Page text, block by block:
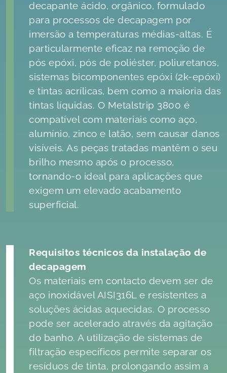
decapante ácido, orgânico, formulado
para processos de decapagem por
imersão a temperaturas médias-altas. É
particularmente eficaz na remoção de
pós epóxi, pós de poliéster, poliuretanos,
sistemas bicomponentes epóxi (2k-epóxi)
e tintas acrílicas, bem como a maioria das
tintas líquidas. O Metalstrip 3800 é
compatível com materiais como aço,
alumínio, zinco e latão, sem causar danos
visíveis. As peças tratadas mantêm o seu
brilho mesmo após o processo,
tornando-o ideal para aplicações que
exigem um elevado acabamento
superficial.
Requisitos técnicos da instalação de
decapagem
Os materiais em contacto devem ser de
aço inoxidável AISI316L e resistentes a
soluções ácidas aquecidas. O processo
pode ser acelerado através da agitação
do banho. A utilização de sistemas de
filtração específicos permite separar os
resíduos de tinta, prolongando assim a